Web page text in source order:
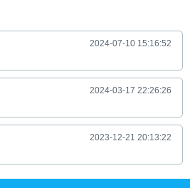
2024-07-10 15:16:52
2024-03-17 22:26:26
2023-12-21 20:13:22